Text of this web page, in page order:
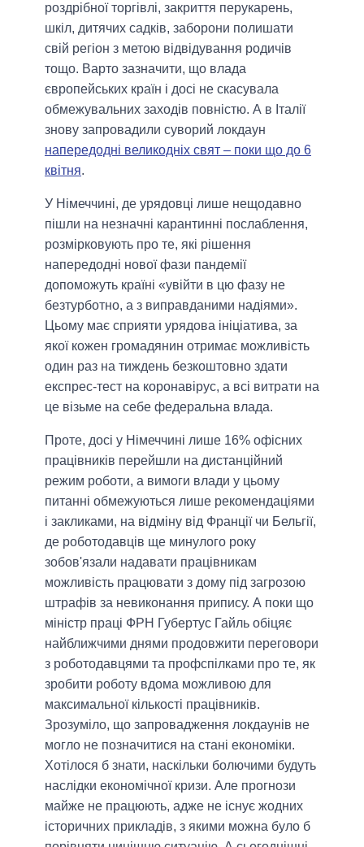
роздрібної торгівлі, закриття перукарень,
шкіл, дитячих садків, заборони полишати
свій регіон з метою відвідування родичів
тощо. Варто зазначити, що влада
європейських країн і досі не скасувала
обмежувальних заходів повністю. А в Італії
знову запровадили суворий локдаун
напередодні великодніх свят – поки що до 6
квітня.
У Німеччині, де урядовці лише нещодавно
пішли на незначні карантинні послаблення,
розмірковують про те, які рішення
напередодні нової фази пандемії
допоможуть країні «увійти в цю фазу не
безтурботно, а з виправданими надіями».
Цьому має сприяти урядова ініціатива, за
якої кожен громадянин отримає можливість
один раз на тиждень безкоштовно здати
експрес-тест на коронавірус, а всі витрати на
це візьме на себе федеральна влада.
Проте, досі у Німеччині лише 16% офісних
працівників перейшли на дистанційний
режим роботи, а вимоги влади у цьому
питанні обмежуються лише рекомендаціями
і закликами, на відміну від Франції чи Бельгії,
де роботодавців ще минулого року
зобов'язали надавати працівникам
можливість працювати з дому під загрозою
штрафів за невиконання припису. А поки що
міністр праці ФРН Губертус Гайль обіцяє
найближчими днями продовжити переговори
з роботодавцями та профспілками про те, як
зробити роботу вдома можливою для
максимальної кількості працівників.
Зрозуміло, що запровадження локдаунів не
могло не позначитися на стані економіки.
Хотілося б знати, наскільки болючими будуть
наслідки економічної кризи. Але прогнози
майже не працюють, адже не існує жодних
історичних прикладів, з якими можна було б